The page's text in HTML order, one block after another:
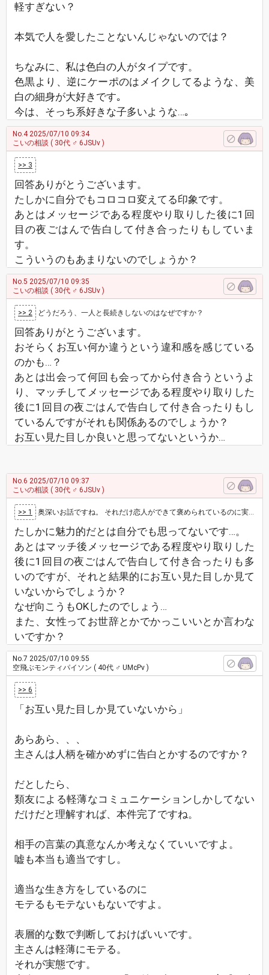
軽すぎない？
本気で人を愛したことないんじゃないのでは？
ちなみに、私は色白の人がタイプです。
色黒より、逆にケーポのはメイクしてるような、美
白の細身が大好きです｡
今は、そっち系好きな子多いような…｡
No.42025/07/10 09:34
こいの相談 ( 30代 ♂ 6JSUv )
>> 3
回答ありがとうございます。
たしかに自分でもコロコロ変えてる印象です。
あとはメッセージである程度やり取りした後に1回
目の夜ごはんで告白して付き合ったりもしていま
す。
こういうのもあまりないのでしょうか？
No.5 2025/07/10 09:35
こいの相談 ( 30代 ♂ 6JSUv )
>> 2 どうだろう、一人と長続きしないのはなぜですか？
回答ありがとうございます。
おそらくお互い何か違うという違和感を感じている
のかも…？
あとは出会って何回も会ってから付き合うというよ
り、マッチしてメッセージである程度やり取りした
後に1回目の夜ごはんで告白して付き合ったりもし
ているんですがそれも関係あるのでしょうか？
お互い見た目しか良いと思ってないというか…
No.6 2025/07/10 09:37
こいの相談 ( 30代 ♂ 6JSUv )
>> 1 奥深いお話ですね。 それだけ恋人ができて褒められているのに実感がないのか質問をされる主さんを見ていると、 表面的にはモテているのに、…
たしかに魅力的だとは自分でも思ってないです…。
あとはマッチ後メッセージである程度やり取りした
後に1回目の夜ごはんで告白して付き合ったりも多
いのですが、それと結果的にお互い見た目しか見て
いないからでしょうか？
なぜ向こうもOKしたのでしょう…
また、女性ってお世辞とかでかっこいいとか言わな
いですか？
No.7 2025/07/10 09:55
空飛ぶモンティパイソン ( 40代 ♂ UMcPv )
>> 6
「お互い見た目しか見ていないから」
あらあら、、、
主さんは人柄を確かめずに告白とかするのですか？
だとしたら、
類友による軽薄なコミュニケーションしかしてない
だけだと理解すれば、本件完了ですね。
相手の言葉の真意なんか考えなくていいですよ。
嘘も本当も適当ですし。
適当な生き方をしているのに
モテるもモテないもないですよ。
表層的な数で判断しておけばいいです。
主さんは軽薄にモテる。
それが実態です。